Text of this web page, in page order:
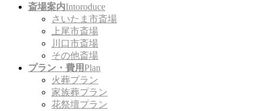
斎場案内Intoroduce
さいたま市斎場
上尾市斎場
川口市斎場
その他斎場
プラン・費用Plan
火葬プラン
家族葬プラン
花祭壇プラン